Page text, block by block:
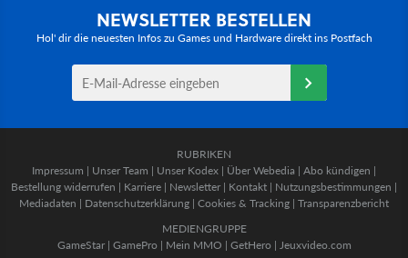
NEWSLETTER BESTELLEN
Hol' dir die neuesten Infos zu Games und Hardware direkt ins Postfach
RUBRIKEN
Impressum | Unser Team | Unser Kodex | Über Webedia | Abo kündigen |
Bestellung widerrufen | Karriere | Newsletter | Kontakt | Nutzungsbestimmungen |
Mediadaten | Datenschutzerklärung | Cookies & Tracking | Transparenzbericht
MEDIENGRUPPE
GameStar| GamePro | Mein MMO | GetHero | Jeuxvideo.com